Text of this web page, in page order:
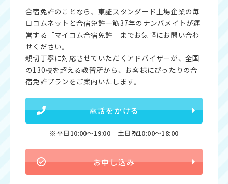
合宿免許のことなら、東証スタンダード上場企業の毎
日コムネットと合宿免許一筋37年のナンバメイトが運
営する「マイコム合宿免許」までお気軽にお問い合わ
せください。
親切丁寧に対応させていただくアドバイザーが、全国
の130校を超える教習所から、お客様にぴったりの合
宿免許プランをご案内いたします。
電話をかける
※平日10:00〜19:00 土日祝10:00〜18:00
お申し込み